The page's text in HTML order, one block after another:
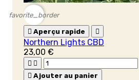
favorite_border
 Aperçu rapide 
Northern Lights CBD
23,00 €
 
 Ajouter au panier